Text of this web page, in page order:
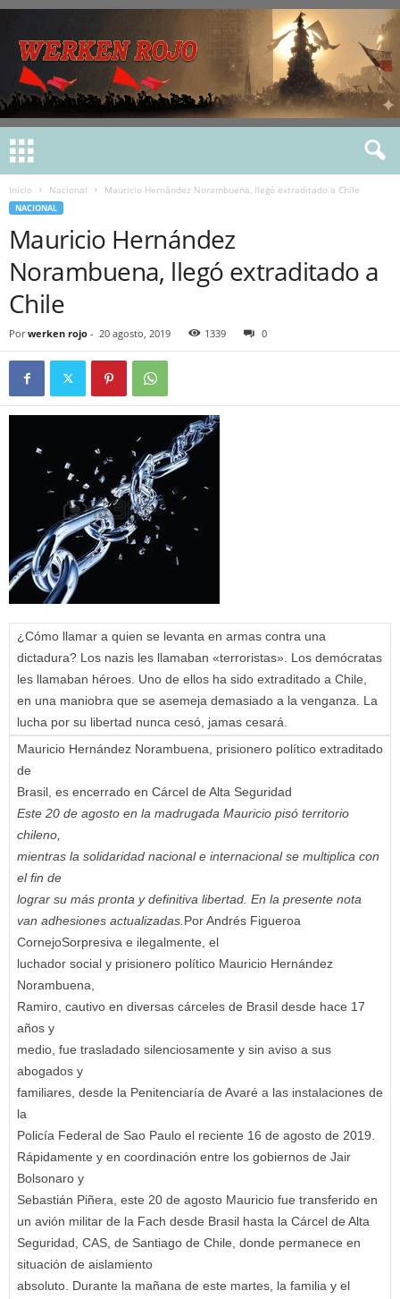
Inicio Nacional Mauricio Hernández Norambuena, llegó extraditado a Chile
NACIONAL
Mauricio Hernández
Norambuena, llegó extraditado a
Chile
Por werken rojo - 20 agosto, 2019 1339 0
¿Cómo llamar a quien se levanta en armas contra una
dictadura? Los nazis les llamaban «terroristas». Los demócratas
les llamaban héroes. Uno de ellos ha sido extraditado a Chile,
en una maniobra que se asemeja demasiado a la venganza. La
lucha por su libertad nunca cesó, jamas cesará.
Mauricio Hernández Norambuena, prisionero político extraditado
de
Brasil, es encerrado en Cárcel de Alta Seguridad
Este 20 de agosto en la madrugada Mauricio pisó territorio
chileno,
mientras la solidaridad nacional e internacional se multiplica con
el fin de
lograr su más pronta y definitiva libertad. En la presente nota
van adhesiones actualizadas. Por Andrés Figueroa
CornejoSorpresiva e ilegalmente, el
luchador social y prisionero político Mauricio Hernández
Norambuena,
Ramiro, cautivo en diversas cárceles de Brasil desde hace 17
años y
medio, fue trasladado silenciosamente y sin aviso a sus
abogados y
familiares, desde la Penitenciaría de Avaré a las instalaciones de
la
Policía Federal de Sao Paulo el reciente 16 de agosto de 2019.
Rápidamente y en coordinación entre los gobiernos de Jair
Bolsonaro y
Sebastián Piñera, este 20 de agosto Mauricio fue transferido en
un avión militar de la Fach desde Brasil hasta la Cárcel de Alta
Seguridad, CAS, de Santiago de Chile, donde permanece en
situación de aislamiento
absoluto. Durante la mañana de este martes, la familia y el